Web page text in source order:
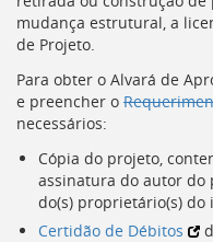
para
o
conteúdo
desta
página
[]
Ir
para
a
busca
[]
mudança estrutural, a
de Projeto.
Para obter o Alvará de
e preencher o
necessários:
Cópia do projeto,
assinatura do autor do
do(s) proprietário(s) do
Certidão de Débitos